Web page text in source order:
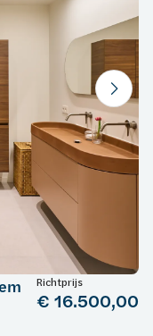
Richtprijs
€ 16.500,00